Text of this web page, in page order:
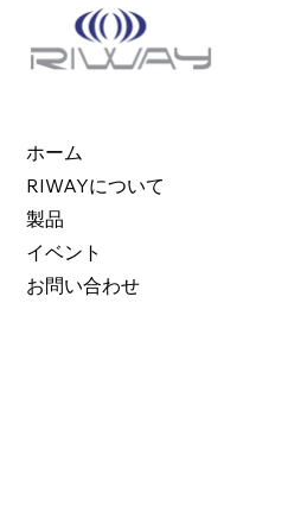
ホーム
RIWAYについて
製品
イベント
お問い合わせ